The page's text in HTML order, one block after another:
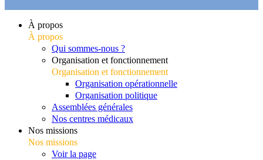
À propos
À propos
Qui sommes-nous ?
Organisation et fonctionnement
Organisation et fonctionnement
Organisation opérationnelle
Organisation politique
Assemblées générales
Nos centres médicaux
Nos missions
Nos missions
Voir la page